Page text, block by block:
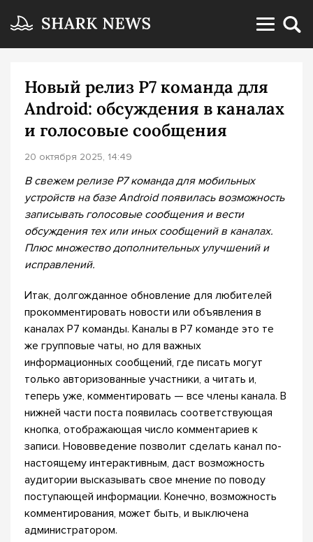
Новый релиз Р7 команда для
Android: обсуждения в каналах
и голосовые сообщения
20 октября 2025, 14:49
В свежем релизе Р7 команда для мобильных
устройств на базеAndroidпоявилась возможность
записывать голосовые сообщения и вести
обсуждения тех или иных сообщений в каналах.
Плюс множество дополнительных улучшений и
исправлений.
Итак, долгожданное обновление для любителей
прокомментировать новости или объявления в
каналах Р7 команды. Каналы в Р7 команде это те
же групповые чаты, но для важных
информационных сообщений, где писать могут
только авторизованные участники, а читать и,
теперь уже, комментировать — все члены канала. В
нижней части поста появилась соответствующая
кнопка, отображающая число комментариев к
записи. Нововведение позволит сделать канал по-
настоящему интерактивным, даст возможность
аудитории высказывать свое мнение по поводу
поступающей информации. Конечно, возможность
комментирования, может быть, и выключена
администратором.